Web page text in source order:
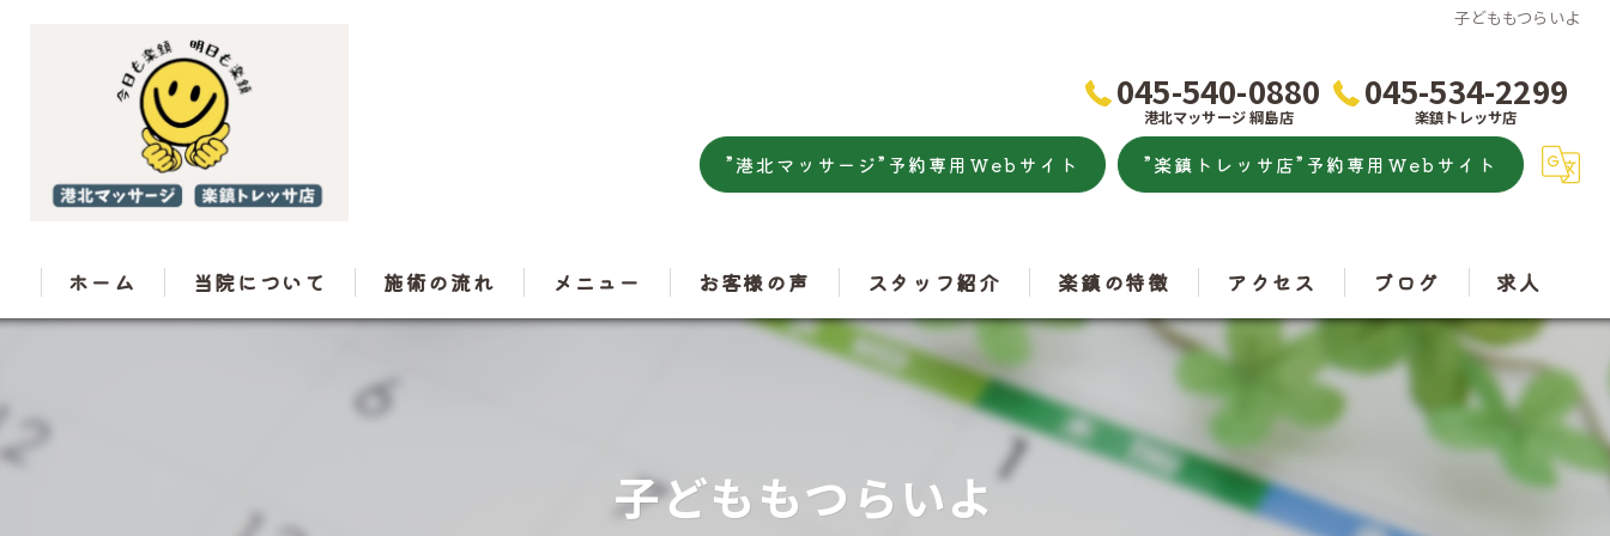
子どももつらいよ
045-540-0880
港北マッサージ 綱島店
045-534-2299
楽鎮トレッサ店
”港北マッサージ”予約専用Webサイト ”楽鎮トレッサ店”予約専用Webサイト
ホーム 当院について 施術の流れ メニュー お客様の声 スタッフ紹介 楽鎮の特徴
腰痛
アクセス
港北マッサージ
楽鎮トレッサ店
ブログ 求人
子どももつらいよ